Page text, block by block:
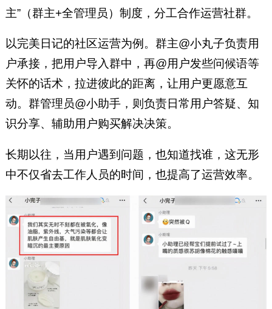
主”（群主+全管理员）制度，分工合作运营社群。
以完美日记的社区运营为例。群主@小丸子负责用
户承接，把用户导入群中，再@用户发些问候语等
关怀的话术，拉进彼此的距离，让用户更愿意互
动。群管理员@小助手，则负责日常用户答疑、知
识分享、辅助用户购买解决决策。
长期以往，当用户遇到问题，也知道找谁，这无形
中不仅省去工作人员的时间，也提高了运营效率。